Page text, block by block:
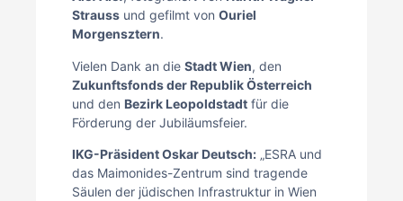
Strauss und gefilmt von Ouriel
Morgensztern.
Vielen Dank an die Stadt Wien, den
Zukunftsfonds der Republik Österreich
und den Bezirk Leopoldstadt für die
Förderung der Jubiläumsfeier.
IKG-Präsident Oskar Deutsch: „ESRA und
das Maimonides-Zentrum sind tragende
Säulen der jüdischen Infrastruktur in Wien